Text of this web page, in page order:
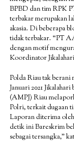
BPBD dan tim RPK
terbakar merupakan
akasia. Di beberapa
tidak terbakar. “PT
dengan motif
Koordinator
Polda Riau tak berani
Januari 2021
(AMPJ) Riau
Polri, terkait dugaan
Laporan diterima
detik ini Bareskrim
sebagai tersangka,”